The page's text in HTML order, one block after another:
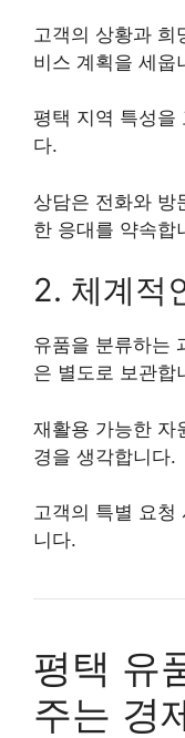
고객의 상황과 희
비스 계획을 세웁
평택 지역 특성을
다.
상담은 전화와 방
한 응대를 약속합
2. 체계적
유품을 분류하는
은 별도로 보관합
재활용 가능한 자
경을 생각합니다.
고객의 특별 요청
니다.
평택 유
주는 경